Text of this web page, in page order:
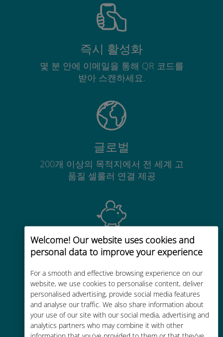
Welcome! Our website uses cookies and
personal data to improve your experience
For a smooth and effective browsing experience on our
website, we use cookies to personalise content, deliver
personalised advertising, provide social media features
and analyse our traffic. We also share information about
your use of our site with our social media, advertising and
analytics partners who may combine it with other
즉시 활성화
몇 분 안에 이메일을 통해 QR 코드를
받아 스캔하세요.
글로벌
200개 이상의 목적지에서 전 세계 고
품질 셀룰러 연결 제공
비용 효율적
90% 저렴합니다.